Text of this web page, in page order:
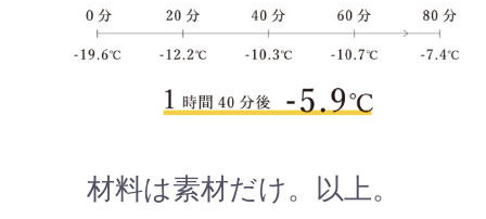
材料は素材だけ。以上。